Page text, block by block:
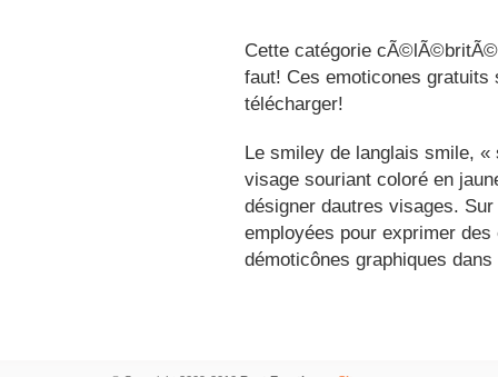
Cette catégorie
faut! Ces emoticones
télécharger!
Le smiley de langlais smile,
visage souriant coloré en
désigner dautres visages.
employées pour exprimer
démoticônes graphiques